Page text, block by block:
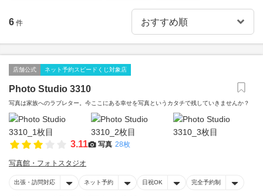
6 件
店舗公式 ネット予約スピードくじ対象店
Photo Studio 3310
写真は家族へのラブレター。今ここにある幸せを写真というカタチで残していきませんか？
3.11 写真 28枚
写真館・フォトスタジオ
出張・訪問対応 ネット予約 日祝OK 完全予約制